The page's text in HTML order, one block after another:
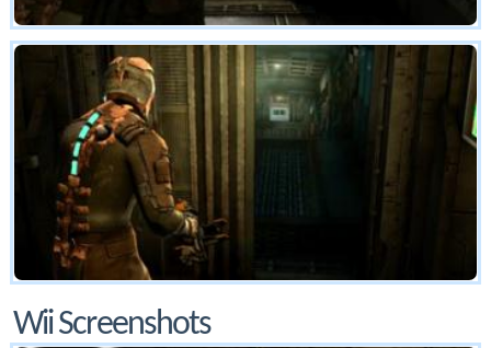
Wii Screenshots